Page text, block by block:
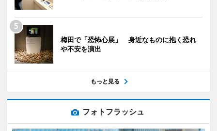
梅田で「恐怖心展」 身近なものに抱く恐れ
や不安を演出
もっと見る
フォトフラッシュ